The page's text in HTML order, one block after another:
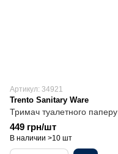
Артикул: 34921
Trento Sanitary Ware
Тримач туалетного
449 грн/шт
В наличии >10 шт